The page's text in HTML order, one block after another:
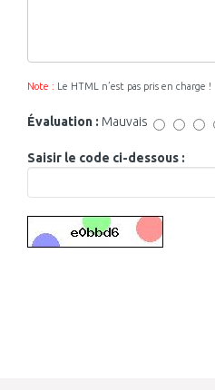
Note : Le HTML n’est pas pris en charge !
Évaluation : Mauvais
Saisir le code ci-dessous :